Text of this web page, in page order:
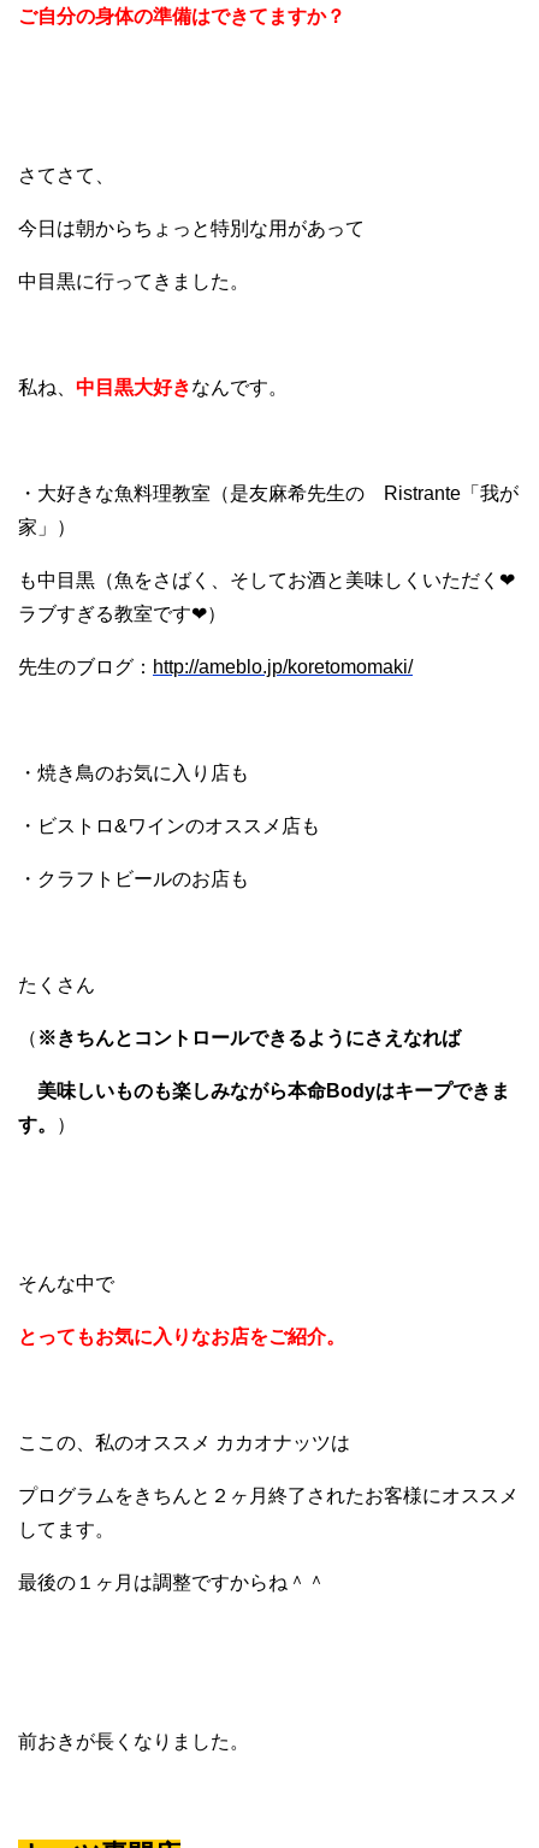
ご自分の身体の準備はできてますか？
さてさて、
今日は朝からちょっと特別な用があって
中目黒に行ってきました。
私ね、 中目黒大好きなんです。
・大好きな魚料理教室（是友麻希先生の Ristrante「我が
家」）
も中目黒（魚をさばく、そしてお酒と美味しくいただく❤︎
ラブすぎる教室です❤︎）
先生のブログ： http://ameblo.jp/koretomomaki/
・焼き鳥のお気に入り店も
・ビストロ&ワインのオススメ店も
・クラフトビールのお店も
たくさん
（ ※きちんとコントロールできるようにさえなれば
美味しいものも楽しみながら本命Bodyはキープできま
す。
）
そんな中で
とってもお気に入りなお店をご紹介。
ここの、私のオススメ カカオナッツは
プログラムをきちんと２ヶ月終了されたお客様にオススメ
してます。
最後の１ヶ月は調整ですからね＾＾
前おきが長くなりました。